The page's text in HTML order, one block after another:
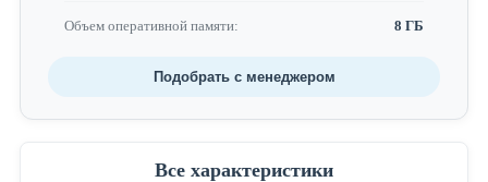
Объем оперативной памяти: 8 ГБ
Подобрать с менеджером
Все характеристики